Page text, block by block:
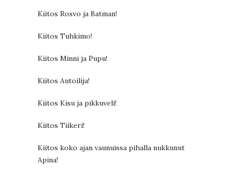
Kiitos Rosvo ja Batman!
Kiitos Tuhkimo!
Kiitos Minni ja Pupu!
Kiitos Autoilija!
Kiitos Kisu ja pikkuveli!
Kiitos Tiikeri!
Kiitos koko ajan vaunuissa pihalla nukkunut
Apina!